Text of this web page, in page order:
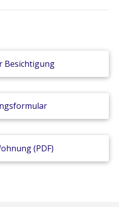
Besichtigung
(PDF)